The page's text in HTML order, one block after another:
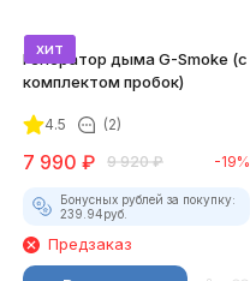
хит
Генератор дыма G-Smoke (c
комплектом пробок)
4.5 (2)
7 990 ₽ 9 920 ₽ -19%
Бонусных рублей за покупку:
239.94руб.
Предзаказ